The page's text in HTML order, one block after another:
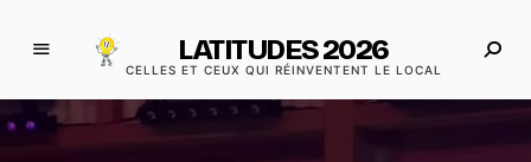
LATITUDES 2026
CELLES ET CEUX QUI RÉINVENTENT LE LOCAL